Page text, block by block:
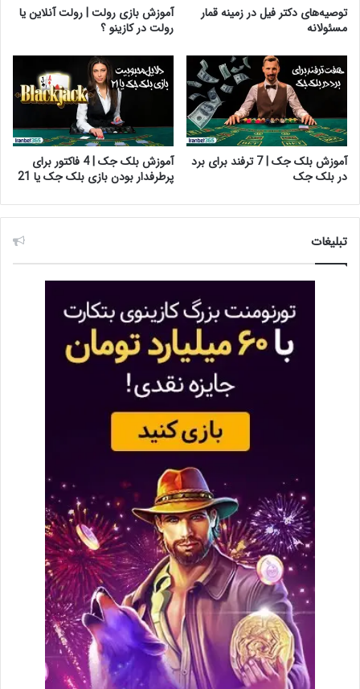
توصیه‌های دکتر فیل در زمینه قمار
مسئولانه
آموزش بازی رولت | رولت آنلاین یا
رولت در کازینو ؟
آموزش بلک جک | 7 ترفند برای برد
در بلک جک
آموزش بلک جک | 4 فاکتور برای
پرطرفدار بودن بازی بلک جک یا 21
تبلیغات